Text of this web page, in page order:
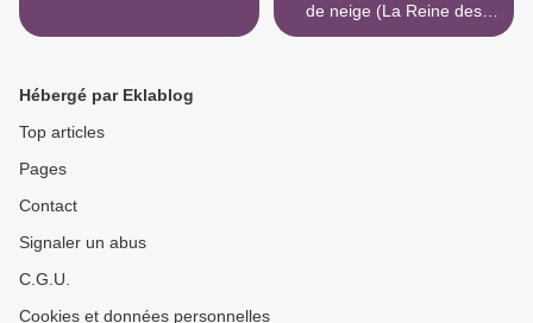
de neige (La Reine des
Neiges, Disney) >
Hébergé par Eklablog
Top articles
Pages
Contact
Signaler un abus
C.G.U.
Cookies et données personnelles